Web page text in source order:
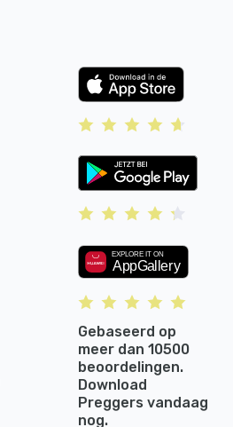
Gebaseerd op
meer dan 10500
beoordelingen.
Download
Preggers vandaag
nog.